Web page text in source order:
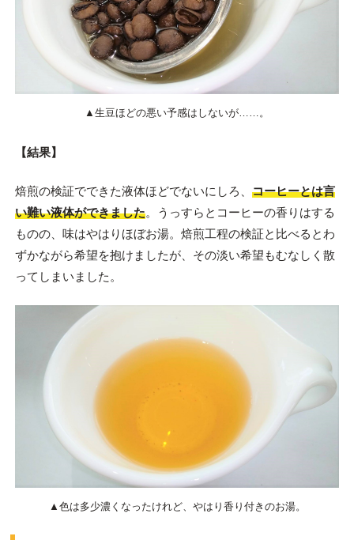
▲生豆ほどの悪い予感はしないが……。
【結果】
焙煎の検証でできた液体ほどでないにしろ、 コーヒーとは言
い難い液体ができました。うっすらとコーヒーの香りはする
ものの、味はやはりほぼお湯。焙煎工程の検証と比べるとわ
ずかながら希望を抱けましたが、その淡い希望もむなしく散
ってしまいました。
▲色は多少濃くなったけれど、やはり香り付きのお湯。